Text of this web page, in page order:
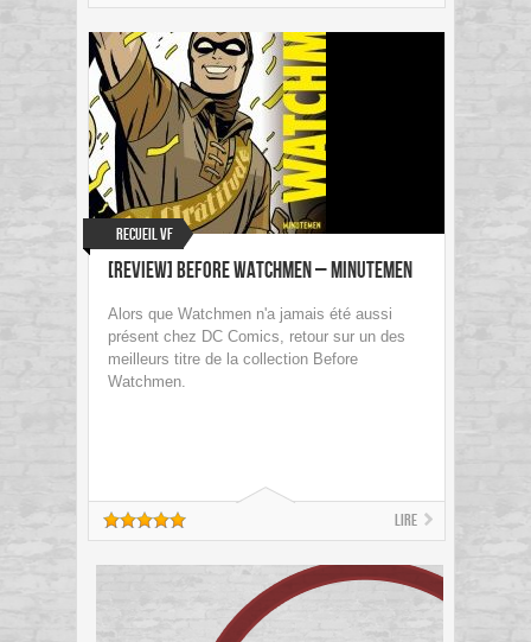
Recueil VF
[Review] Before Watchmen – Minutemen
Alors que Watchmen n'a jamais été aussi
présent chez DC Comics, retour sur un des
meilleurs titre de la collection Before
Watchmen.
Lire